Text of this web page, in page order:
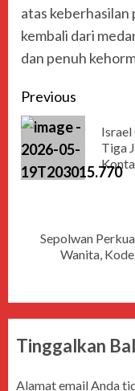
atas
kembali dari
dan penuh
Previous
Israel
Tiga
Sepolwan
Wanita,
Tinggalkan
Alamat email Anda